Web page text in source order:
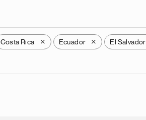
Costa Rica X Ecuador X El Salvador